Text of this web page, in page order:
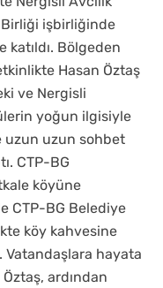
Birliği işbirliğinde
Bölgeden
Hasan Öztaş
ve Nergisli
yoğun ilgisiyle
uzun uzun sohbet
CTP-BG
köyüne
CTP-BG Belediye
köy kahvesine
hayata
ardından